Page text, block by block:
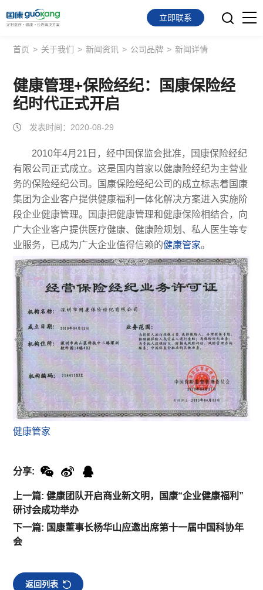
首页
面向会员
面向企业
关于我们
立即联系
首页 > 关于我们 > 新闻资讯 > 公司品牌 > 新闻详情
健康管理+保险经纪：国康保险经
纪时代正式开启
发表时间：2020-08-29
2010年4月21日，经中国保监会批准，国康保险经纪
有限公司正式成立。这是国内首家以健康险经纪为主营业
务的保险经纪公司。国康保险经纪公司的成立标志着国康
集团为企业客户提供健康福利一体化解决方案进入实施阶
段企业健康管理。国康把健康管理和健康保险相结合，向
广大企业客户提供医疗健康、健康险规划、私人医生等专
业服务，已成为广大企业值得信赖的健康管家。
健康管家
上一篇: 健康团队开启商业新文明，国康“企业健康福利”
研讨会成功举办
下一篇: 国康董事长杨华山应邀出席第十一届中国科协年
会
分享:
返回列表